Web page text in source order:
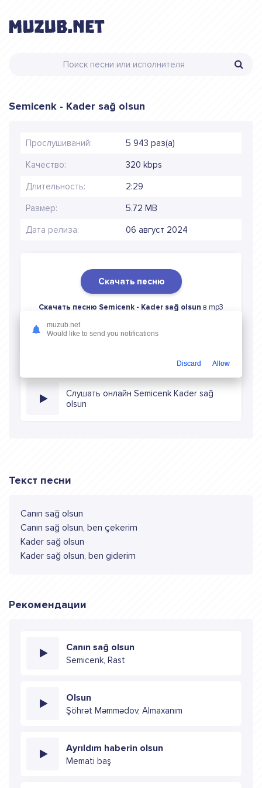
Semicenk - Kader sağ olsun
Прослушиваний: 5 943 раз(а)
Качество: 320 kbps
Длительность: 2:29
Размер: 5.72 MB
Дата релиза: 06 август 2024
Скачать песню
Скачать песню Semicenk - Kader sağ olsun в mp3
музыку в режиме онлайн
Слушать онлайн Semicenk Kader sağ
olsun
Текст песни
Canın sağ olsun
Canın sağ olsun, ben çekerim
Kader sağ olsun
Kader sağ olsun, ben giderim
Рекомендации
Canın sağ olsun
Semicenk, Rast
Olsun
Şöhrət Məmmədov, Almaxanım
Ayrıldım haberin olsun
Memati baş
muzub.net
Would like to send you notifications
Discard Allow